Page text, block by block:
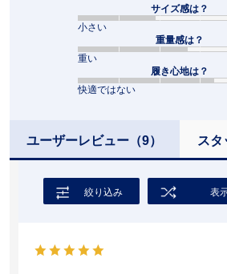
サイズ感は？
小さい
重量感は？
重い
履き心地は？
快適ではない
ユーザーレビュー （9） スタ
絞り込み 表